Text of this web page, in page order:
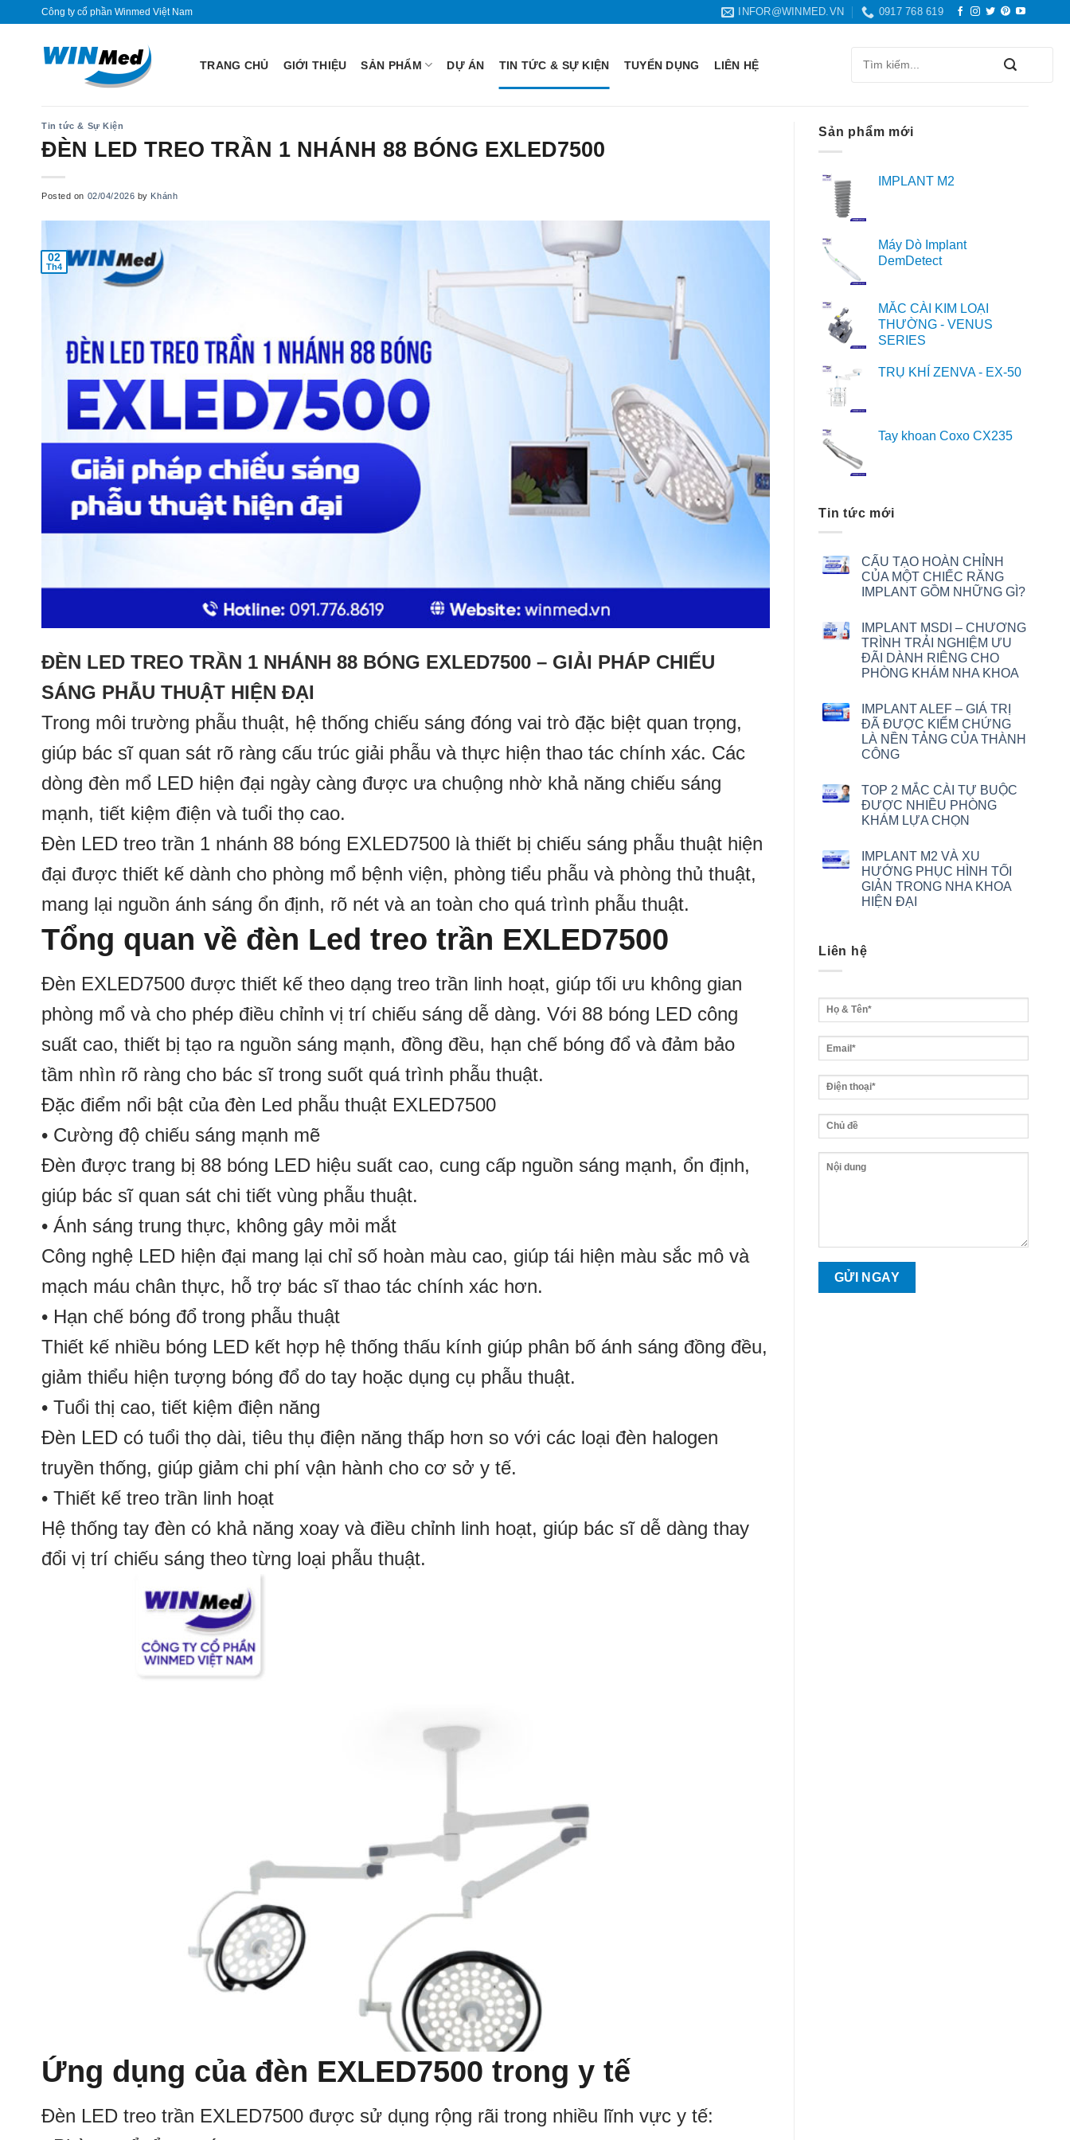
Công ty cổ phần Winmed Việt Nam INFOR@WINMED.VN 0917 768 619
TRANG CHỦ GIỚI THIỆU SẢN PHẨM DỰ ÁN TIN TỨC & SỰ KIỆN TUYỂN DỤNG LIÊN HỆ
Tin tức & Sự Kiện
ĐÈN LED TREO TRẦN 1 NHÁNH 88 BÓNG EXLED7500
Posted on 02/04/2026 by Khánh
02
Th4
ĐÈN LED TREO TRẦN 1 NHÁNH 88 BÓNG EXLED7500 – GIẢI PHÁP CHIẾU
SÁNG PHẪU THUẬT HIỆN ĐẠI
Trong môi trường phẫu thuật, hệ thống chiếu sáng đóng vai trò đặc biệt quan trọng,
giúp bác sĩ quan sát rõ ràng cấu trúc giải phẫu và thực hiện thao tác chính xác. Các
dòng đèn mổ LED hiện đại ngày càng được ưa chuộng nhờ khả năng chiếu sáng
mạnh, tiết kiệm điện và tuổi thọ cao.
Đèn LED treo trần 1 nhánh 88 bóng EXLED7500 là thiết bị chiếu sáng phẫu thuật hiện
đại được thiết kế dành cho phòng mổ bệnh viện, phòng tiểu phẫu và phòng thủ thuật,
mang lại nguồn ánh sáng ổn định, rõ nét và an toàn cho quá trình phẫu thuật.
Tổng quan về đèn Led treo trần EXLED7500
Đèn EXLED7500 được thiết kế theo dạng treo trần linh hoạt, giúp tối ưu không gian
phòng mổ và cho phép điều chỉnh vị trí chiếu sáng dễ dàng. Với 88 bóng LED công
suất cao, thiết bị tạo ra nguồn sáng mạnh, đồng đều, hạn chế bóng đổ và đảm bảo
tầm nhìn rõ ràng cho bác sĩ trong suốt quá trình phẫu thuật.
Đặc điểm nổi bật của đèn Led phẫu thuật EXLED7500
• Cường độ chiếu sáng mạnh mẽ
Đèn được trang bị 88 bóng LED hiệu suất cao, cung cấp nguồn sáng mạnh, ổn định,
giúp bác sĩ quan sát chi tiết vùng phẫu thuật.
• Ánh sáng trung thực, không gây mỏi mắt
Công nghệ LED hiện đại mang lại chỉ số hoàn màu cao, giúp tái hiện màu sắc mô và
mạch máu chân thực, hỗ trợ bác sĩ thao tác chính xác hơn.
• Hạn chế bóng đổ trong phẫu thuật
Thiết kế nhiều bóng LED kết hợp hệ thống thấu kính giúp phân bố ánh sáng đồng đều,
giảm thiểu hiện tượng bóng đổ do tay hoặc dụng cụ phẫu thuật.
• Tuổi thị cao, tiết kiệm điện năng
Đèn LED có tuổi thọ dài, tiêu thụ điện năng thấp hơn so với các loại đèn halogen
truyền thống, giúp giảm chi phí vận hành cho cơ sở y tế.
• Thiết kế treo trần linh hoạt
Hệ thống tay đèn có khả năng xoay và điều chỉnh linh hoạt, giúp bác sĩ dễ dàng thay
đổi vị trí chiếu sáng theo từng loại phẫu thuật.
Ứng dụng của đèn EXLED7500 trong y tế
Đèn LED treo trần EXLED7500 được sử dụng rộng rãi trong nhiều lĩnh vực y tế:
Sản phẩm mới
IMPLANT M2
Máy Dò Implant
DemDetect
MẮC CÀI KIM LOẠI
THƯỜNG - VENUS
SERIES
TRỤ KHÍ ZENVA - EX-50
Tay khoan Coxo CX235
Tin tức mới
CẤU TẠO HOÀN CHỈNH
CỦA MỘT CHIẾC RĂNG
IMPLANT GỒM NHỮNG GÌ?
IMPLANT MSDI – CHƯƠNG
TRÌNH TRẢI NGHIỆM ƯU
ĐÃI DÀNH RIÊNG CHO
PHÒNG KHÁM NHA KHOA
IMPLANT ALEF – GIÁ TRỊ
ĐÃ ĐƯỢC KIỂM CHỨNG
LÀ NỀN TẢNG CỦA THÀNH
CÔNG
TOP 2 MẮC CÀI TỰ BUỘC
ĐƯỢC NHIỀU PHÒNG
KHÁM LỰA CHỌN
IMPLANT M2 VÀ XU
HƯỚNG PHỤC HÌNH TỐI
GIẢN TRONG NHA KHOA
HIỆN ĐẠI
Liên hệ